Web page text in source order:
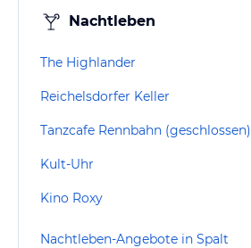
Nachtleben
The Highlander
Reichelsdorfer Keller
Tanzcafe Rennbahn (geschlossen)
Kult-Uhr
Kino Roxy
Nachtleben-Angebote in Spalt